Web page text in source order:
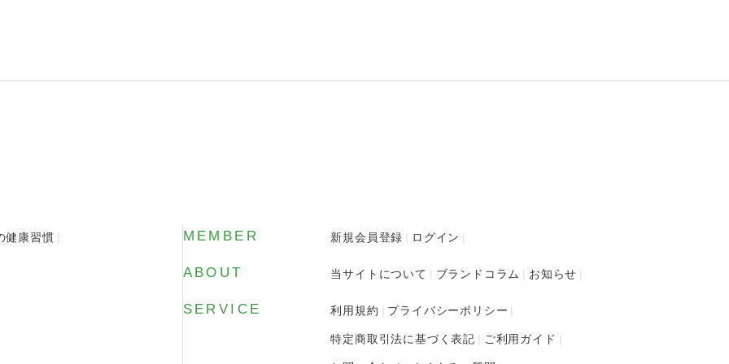
健康習慣 MEMBER 新規会員登録 ログイン
ABOUT 当サイトについて ブランドコラム お知らせ
SERVICE 利用規約 プライバシーポリシー
特定商取引法に基づく表記 ご利用ガイド